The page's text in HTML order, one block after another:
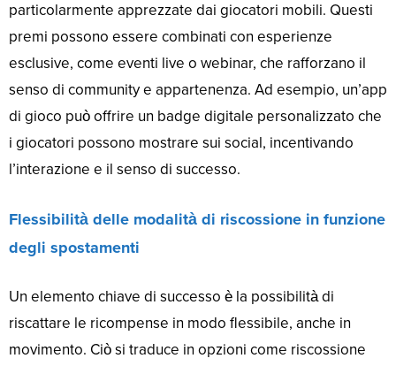
particolarmente apprezzate dai giocatori mobili. Questi
premi possono essere combinati con esperienze
esclusive, come eventi live o webinar, che rafforzano il
senso di community e appartenenza. Ad esempio, un’app
di gioco può offrire un badge digitale personalizzato che
i giocatori possono mostrare sui social, incentivando
l’interazione e il senso di successo.
Flessibilità delle modalità di riscossione in funzione
degli spostamenti
Un elemento chiave di successo è la possibilità di
riscattare le ricompense in modo flessibile, anche in
movimento. Ciò si traduce in opzioni come riscossione